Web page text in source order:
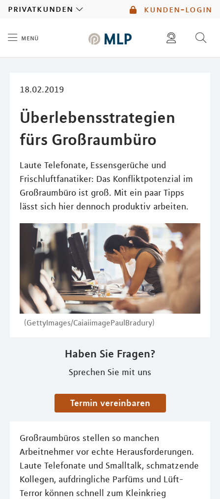
kunden-login
privatkunden
menü
18.02.2019
Überlebensstrategien
fürs Großraumbüro
Laute Telefonate, Essensgerüche und
Frischluftfanatiker: Das Konfliktpotenzial im
Großraumbüro ist groß. Mit ein paar Tipps
lässt sich hier dennoch produktiv arbeiten.
(GettyImages/CaiaiimagePaulBradury)
Haben Sie Fragen?
Sprechen Sie mit uns
Termin vereinbaren
Großraumbüros stellen so manchen
Arbeitnehmer vor echte Herausforderungen.
Laute Telefonate und Smalltalk, schmatzende
Kollegen, aufdringliche Parfüms und Lüft-
Terror können schnell zum Kleinkrieg